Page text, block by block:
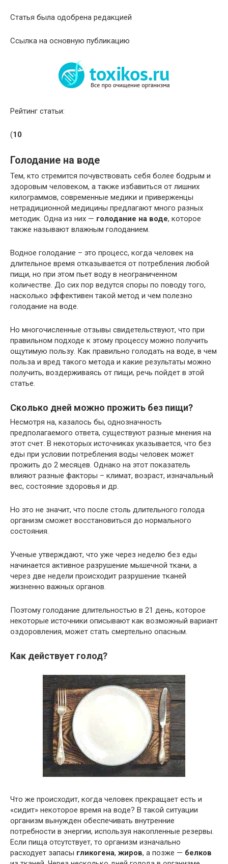
Статья была одобрена редакцией
Ссылка на основную публикацию
Рейтинг статьи:
(10
Голодание на воде
Тем, кто стремится почувствовать себя более бодрым и
здоровым человеком, а также избавиться от лишних
килограммов, современные медики и приверженцы
нетрадиционной медицины предлагают много разных
методик. Одна из них — голодание на воде, которое
также называют влажным голоданием.
Водное голодание – это процесс, когда человек на
длительное время отказывается от потребления любой
пищи, но при этом пьет воду в неограниченном
количестве. До сих пор ведутся споры по поводу того,
насколько эффективен такой метод и чем полезно
голодание на воде.
Но многочисленные отзывы свидетельствуют, что при
правильном подходе к этому процессу можно получить
ощутимую пользу. Как правильно голодать на воде, в чем
польза и вред такого метода и какие результаты можно
получить, воздерживаясь от пищи, речь пойдет в этой
статье.
Сколько дней можно прожить без пищи?
Несмотря на, казалось бы, однозначность
предполагаемого ответа, существуют разные мнения на
этот счет. В некоторых источниках указывается, что без
еды при условии потребления воды человек может
прожить до 2 месяцев. Однако на этот показатель
влияют разные факторы – климат, возраст, изначальный
вес, состояние здоровья и др.
Но это не значит, что после столь длительного голода
организм сможет восстановиться до нормального
состояния.
Ученые утверждают, что уже через неделю без еды
начинается активное разрушение мышечной ткани, а
через две недели происходит разрушение тканей
жизненно важных органов.
Поэтому голодание длительностью в 21 день, которое
некоторые источники описывают как возможный вариант
оздоровления, может стать смертельно опасным.
Как действует голод?
Что же происходит, когда человек прекращает есть и
«сидит» некоторое время на воде? В такой ситуации
организм вынужден обеспечивать внутренние
потребности в энергии, используя накопленные резервы.
Если пища отсутствует, то организм изначально
расходует запасы гликогена, жиров, а позже — белков